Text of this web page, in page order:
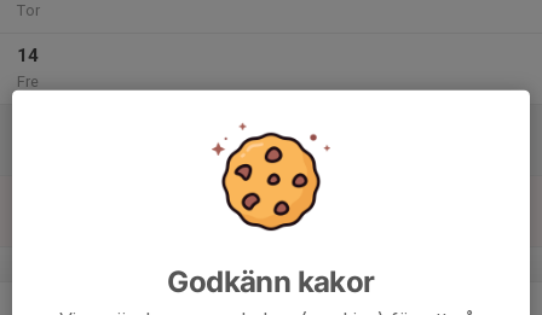
Tor
14
Fre
Distanspass cykel
Godkänn kakor